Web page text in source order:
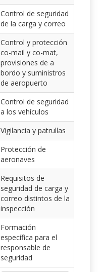
Control de seguridad
de la carga y correo
Control y protección
co-mail y co-mat,
provisiones de a
bordo y suministros
de aeropuerto
Control de seguridad
a los vehículos
Vigilancia y patrullas
Protección de
aeronaves
Requisitos de
seguridad de carga y
correo distintos de la
inspección
Formación
específica para el
responsable de
seguridad